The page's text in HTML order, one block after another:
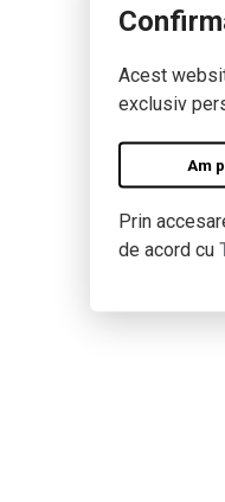
Acest
exclusiv
Am
Prin
de acord cu